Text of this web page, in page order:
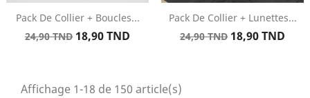
Pack De Collier + Boucles...
Prix
24,90 TND Prix
18,90 TND
Pack De Collier + Lunettes...
Prix
24,90 TND Prix
18,90 TND
Affichage 1-18 de 150 article(s)